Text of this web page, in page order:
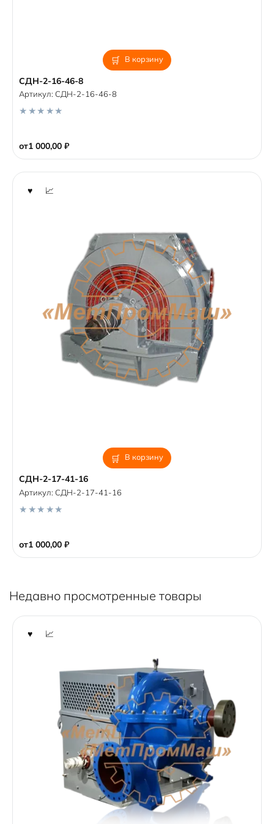
В корзину
СДН-2-16-46-8
от1 000,00 ₽
Артикул: СДН-2-16-46-8
u
t
f
В корзину
СДН-2-17-41-16
от1 000,00 ₽
Артикул: СДН-2-17-41-16
u
t
Недавно просмотренные товары